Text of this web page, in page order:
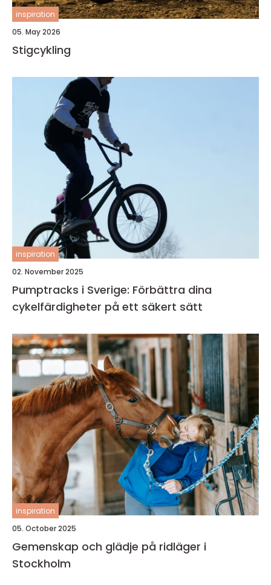
inspiration
05. May 2026
Stigcykling
inspiration
02. November 2025
Pumptracks i Sverige: Förbättra dina
cykelfärdigheter på ett säkert sätt
inspiration
05. October 2025
Gemenskap och glädje på ridläger i
Stockholm